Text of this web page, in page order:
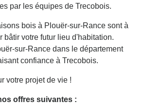
par les équipes de Trecobois.
bois à Plouër-sur-Rance sont à
bâtir votre futur lieu d'habitation.
sur-Rance dans le département
confiance à Trecobois.
votre projet de vie !
offres suivantes :